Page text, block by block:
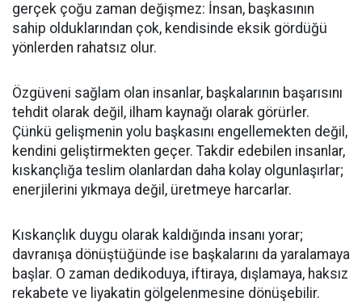
gerçek çoğu zaman değişmez: İnsan, başkasının
sahip olduklarından çok, kendisinde eksik gördüğü
yönlerden rahatsız olur.
Özgüveni sağlam olan insanlar, başkalarının başarısını
tehdit olarak değil, ilham kaynağı olarak görürler.
Çünkü gelişmenin yolu başkasını engellemekten değil,
kendini geliştirmekten geçer. Takdir edebilen insanlar,
kıskançlığa teslim olanlardan daha kolay olgunlaşırlar;
enerjilerini yıkmaya değil, üretmeye harcarlar.
Kıskançlık duygu olarak kaldığında insanı yorar;
davranışa dönüştüğünde ise başkalarını da yaralamaya
başlar. O zaman dedikoduya, iftiraya, dışlamaya, haksız
rekabete ve liyakatin gölgelenmesine dönüşebilir.